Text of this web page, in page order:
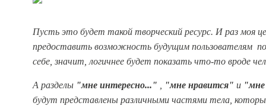
Пусть это будет такой творческий ресурс. И раз моя
предоставить возможность будущим пользователям
себе, значит, логичнее будет показать что-то вроде
А разделы "мне интересно..." "мне нравится" и
будут представлены различными частями тела,